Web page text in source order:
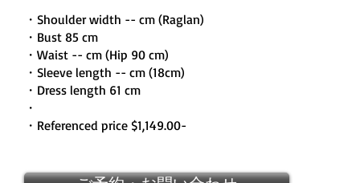
・Shoulder width -- cm (Raglan)
・Bust 85 cm
・Waist -- cm (Hip 90 cm)
・Sleeve length -- cm (18cm)
・Dress length 61 cm
・
・Referenced price $1,149.00-